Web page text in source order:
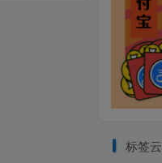
标签云